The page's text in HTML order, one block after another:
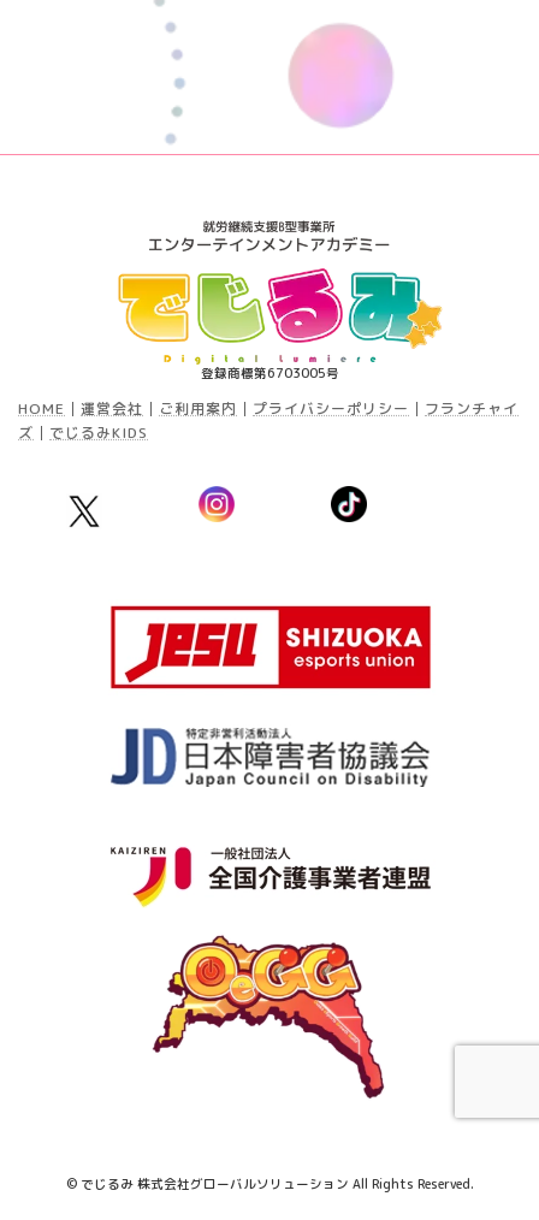
登録商標第6703005号
HOME │ 運営会社 │ ご利用案内 │ プライバシーポリシー │ フランチャイ
ズ │ でじるみKIDS
© でじるみ 株式会社グローバルソリューション All Rights Reserved.